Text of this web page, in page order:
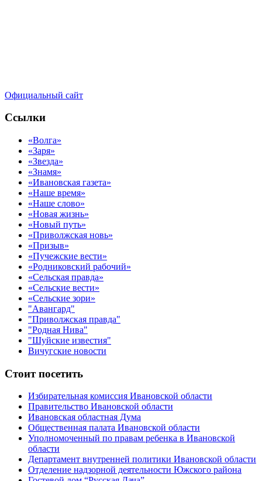
Официальный сайт
Ссылки
«Волга»
«Заря»
«Звезда»
«Знамя»
«Ивановская газета»
«Наше время»
«Наше слово»
«Новая жизнь»
«Новый путь»
«Приволжская новь»
«Призыв»
«Пучежские вести»
«Родниковский рабочий»
«Сельская правда»
«Сельские вести»
«Сельские зори»
"Авангард"
"Приволжская правда"
"Родная Нива"
"Шуйские известия"
Вичугские новости
Стоит посетить
Избирательная комиссия Ивановской области
Правительство Ивановской области
Ивановская областная Дума
Общественная палата Ивановской области
Уполномоченный по правам ребенка в Ивановской
области
Департамент внутренней политики Ивановской области
Отделение надзорной деятельности Южского района